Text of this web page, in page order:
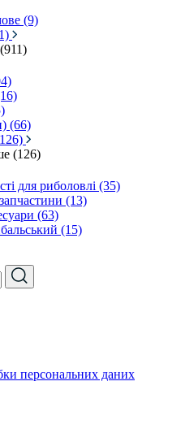
(9)
(66)
(126)
для риболовлі (35)
(13)
(63)
(15)
персональних даних